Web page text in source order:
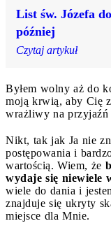
List św. Józefa
później
Czytaj artykuł
Byłem wolny aż do
moją krwią, aby Cię
wrażliwy na przyjaźń
Nikt, tak jak Ja nie
postępowania i
wartością. Wiem, że
wydaje się niewiele
wiele do dania i
znajduje się ukryty
miejsce dla Mnie.